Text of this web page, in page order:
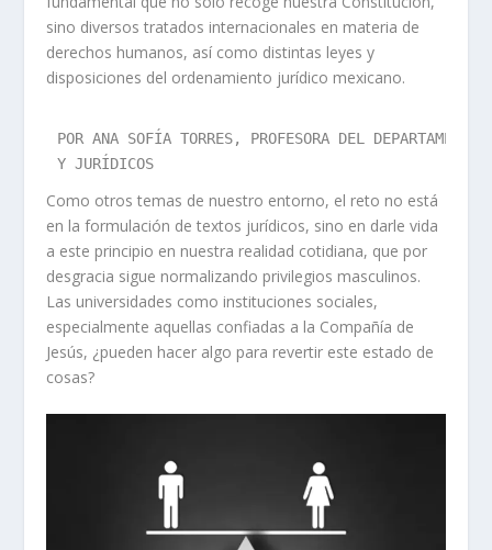
sino diversos tratados internacionales en materia de
derechos humanos, así como distintas leyes y
disposiciones del ordenamiento jurídico mexicano.
POR ANA SOFÍA TORRES, PROFESORA DEL
Y JURÍDICOS
Como otros temas de nuestro entorno, el reto no está
en la formulación de textos jurídicos, sino en darle vida
a este principio en nuestra realidad cotidiana, que por
desgracia sigue normalizando privilegios masculinos.
Las universidades como instituciones sociales,
especialmente aquellas confiadas a la Compañía de
Jesús, ¿pueden hacer algo para revertir este estado de
cosas?